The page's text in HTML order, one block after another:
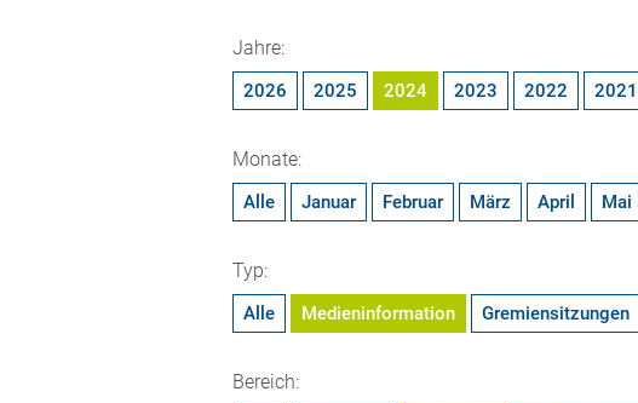
Jahre:
2026 2025 2024 2023 2022 2021
Monate:
Alle Januar Februar März April Mai
Typ:
Alle Medieninformation Gremiensitzungen
Bereich: